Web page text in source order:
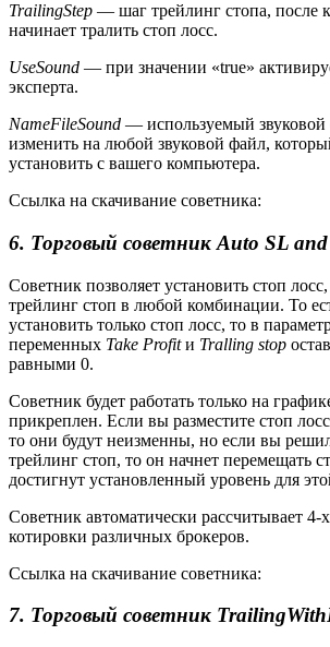
TrailingStep — шаг трейлинг стопа, после
начинает тралить стоп лосс.
UseSound — при значении «true»
эксперта.
NameFileSound — используемый
изменить на любой звуковой файл,
установить с вашего компьютера.
Ссылка на скачивание советника:
6. Торговый советник Auto SL
Советник позволяет установить стоп
трейлинг стоп в любой комбинации. То
установить только стоп лосс, то в
переменных Take Profitи Tralling stop
равными 0.
Советник будет работать только на
прикреплен. Если вы разместите стоп
то они будут неизменны, но если вы
трейлинг стоп, то он начнет перемещать
достигнут установленный уровень для
Советник автоматически рассчитывает 4-
котировки различных брокеров.
Ссылка на скачивание советника:
7. Торговый советник